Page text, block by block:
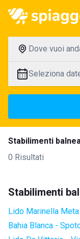
Dove vuoi
Seleziona
Stabilimenti
0 Risultati
Stabilimenti
Lido Marinella
Bahia Blanca -